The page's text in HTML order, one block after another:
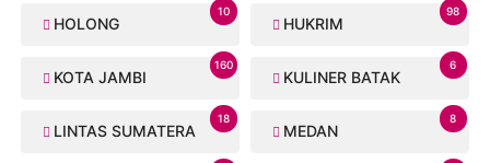
HOLONG
10
HUKRIM
98
KOTA JAMBI
160
KULINER BATAK
6
LINTAS SUMATERA
18
MEDAN
8